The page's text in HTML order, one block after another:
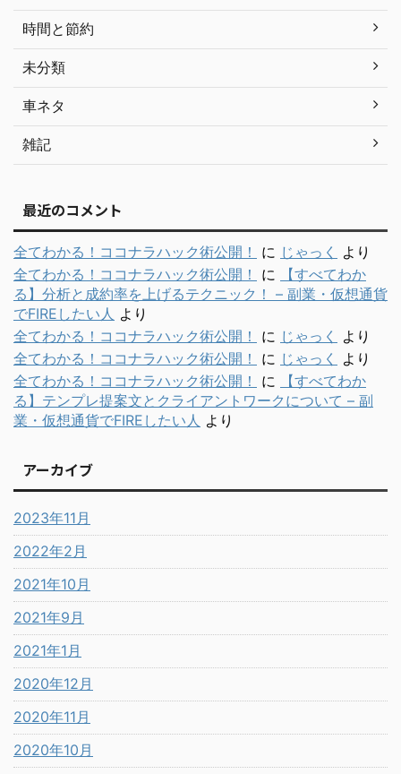
時間と節約
未分類
車ネタ
雑記
最近のコメント
全てわかる！ココナラハック術公開！ に じゃっく
より
全てわかる！ココナラハック術公開！
に
【すべてわか
る】分析と成約率を上げるテクニック！ – 副業・仮想通貨
でFIREしたい人 より
全てわかる！ココナラハック術公開！
に じゃっく
より
全てわかる！ココナラハック術公開！
に じゃっく
より
全てわかる！ココナラハック術公開！
に
【すべてわか
る】テンプレ提案文とクライアントワークについて – 副
業・仮想通貨でFIREしたい人 より
アーカイブ
2023年11月
2022年2月
2021年10月
2021年9月
2021年1月
2020年12月
2020年11月
2020年10月